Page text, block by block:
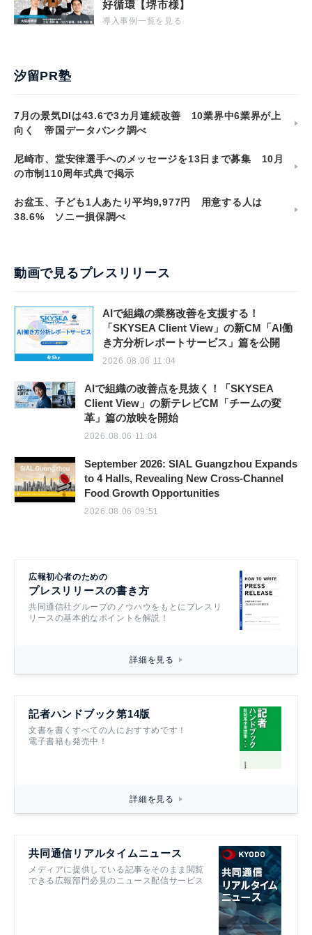
好循環【堺市様】
導入事例一覧を見る
汐留PR塾
7月の景気DIは43.6で3カ月連続改善 10業界中6業界が上
向く 帝国データバンク調べ
尼崎市、堂安律選手へのメッセージを13日まで募集 10月
の市制110周年式典で掲示
お盆玉、子ども1人あたり平均9,977円 用意する人は
38.6% ソニー損保調べ
動画で見るプレスリリース
AIで組織の業務改善を支援する！
「SKYSEA Client View」の新CM「AI働
き方分析レポートサービス」篇を公開
2026.08.06 11:04
AIで組織の改善点を見抜く！「SKYSEA
Client View」の新テレビCM「チームの変
革」篇の放映を開始
2026.08.06 11:04
September 2026: SIAL Guangzhou Expands
to 4 Halls, Revealing New Cross-Channel
Food Growth Opportunities
2026.08.06 09:51
広報初心者のための
プレスリリースの書き方
共同通信社グループのノウハウをもとにプレスリ
リースの基本的なポイントを解説！
詳細を見る
記者ハンドブック第14版
文書を書くすべての人におすすめです！
電子書籍も発売中！
詳細を見る
共同通信リアルタイムニュース
メディアに提供している記事をそのまま閲覧
できる広報部門必見のニュース配信サービス